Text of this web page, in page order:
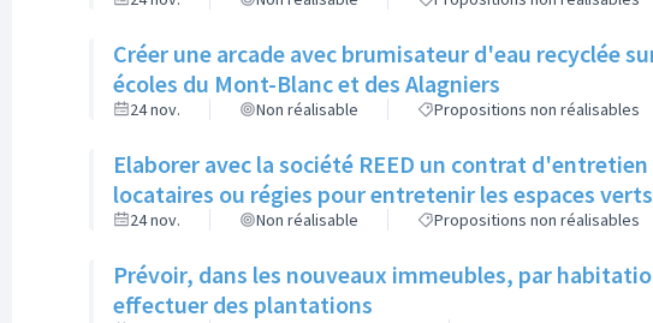
Créer une arcade avec brumisateur d'eau recyclée
écoles du Mont-Blanc et des Alagniers
24 nov. Non réalisable Propositions non réalisables
Elaborer avec la société REED un contrat
locataires ou régies pour entretenir les espaces
24 nov. Non réalisable Propositions non réalisables
Prévoir, dans les nouveaux immeubles, par
effectuer des plantations